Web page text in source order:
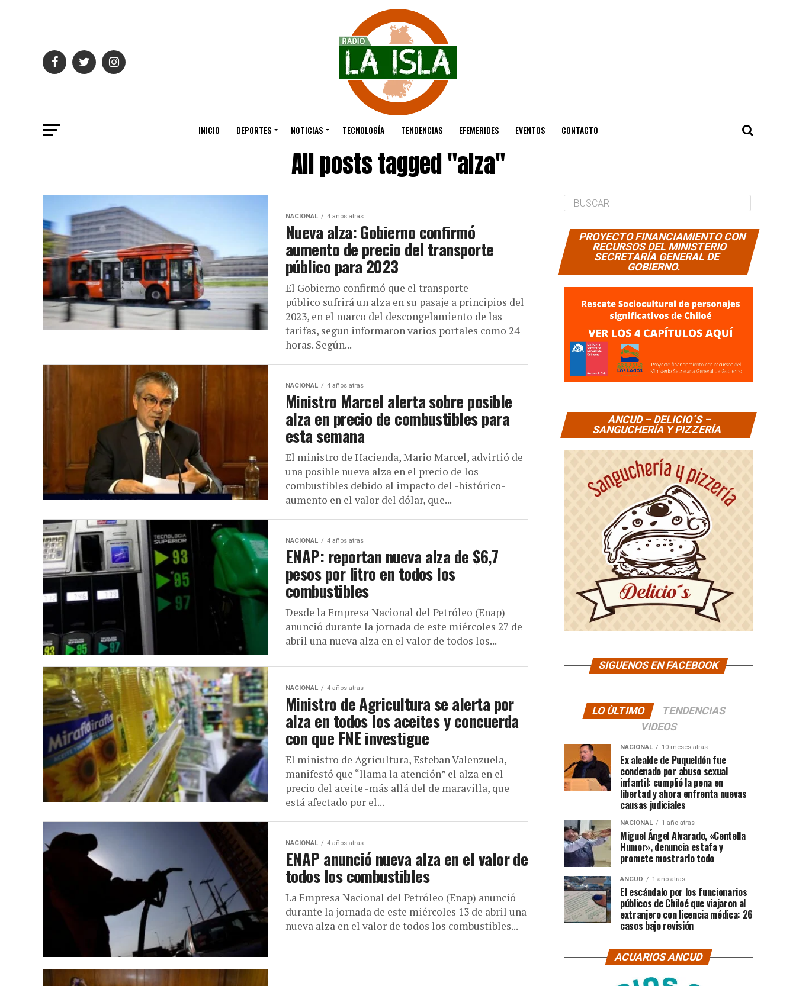
INICIO DEPORTES NOTICIAS TECNOLOGÍA TENDENCIAS EFEMERIDES EVENTOS CONTACTO
All posts tagged "alza"
NACIONAL 4 años atras
Nueva alza: Gobierno confirmó
aumento de precio del transporte
público para 2023
El Gobierno confirmó que el transporte
público sufrirá un alza en su pasaje a principios del
2023, en el marco del descongelamiento de las
tarifas, segun informaron varios portales como 24
horas. Según...
NACIONAL 4 años atras
Ministro Marcel alerta sobre posible
alza en precio de combustibles para
esta semana
El ministro de Hacienda, Mario Marcel, advirtió de
una posible nueva alza en el precio de los
combustibles debido al impacto del -histórico-
aumento en el valor del dólar, que...
NACIONAL 4 años atras
ENAP: reportan nueva alza de $6,7
pesos por litro en todos los
combustibles
Desde la Empresa Nacional del Petróleo (Enap)
anunció durante la jornada de este miércoles 27 de
abril una nueva alza en el valor de todos los...
NACIONAL 4 años atras
Ministro de Agricultura se alerta por
alza en todos los aceites y concuerda
con que FNE investigue
El ministro de Agricultura, Esteban Valenzuela,
manifestó que “llama la atención” el alza en el
precio del aceite -más allá del de maravilla, que
está afectado por el...
NACIONAL 4 años atras
ENAP anunció nueva alza en el valor de
todos los combustibles
La Empresa Nacional del Petróleo (Enap) anunció
durante la jornada de este miércoles 13 de abril una
nueva alza en el valor de todos los combustibles...
PROYECTO FINANCIAMIENTO CON
RECURSOS DEL MINISTERIO
SECRETARÍA GENERAL DE
GOBIERNO.
ANCUD – DELICIO´S –
SANGUCHERÍA Y PIZZERÍA
SIGUENOS EN FACEBOOK
LO ÙLTIMO
TENDENCIAS
VIDEOS
NACIONAL 10 meses atras
Ex alcalde de Puqueldón fue
condenado por abuso sexual
infantil: cumplió la pena en
libertad y ahora enfrenta nuevas
causas judiciales
NACIONAL 1 año atras
Miguel Ángel Alvarado, «Centella
Humor», denuncia estafa y
promete mostrarlo todo
ANCUD 1 año atras
El escándalo por los funcionarios
públicos de Chiloé que viajaron al
extranjero con licencia médica: 26
casos bajo revisión
ACUARIOS ANCUD